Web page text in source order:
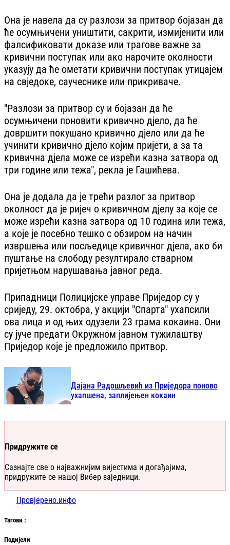
Она је навела да су разлози за притвор бојазан да
ће осумњичени уништити, сакрити, измијенити или
фалсификовати доказе или трагове важне за
кривични поступак или ако нарочите околности
указују да ће ометати кривични поступак утицајем
на свједоке, саучеснике или прикриваче.
"Разлози за притвор су и бојазан да ће
осумњичени поновити кривично дјело, да ће
довршити покушано кривично дјело или да ће
учинити кривично дјело којим пријети, а за та
кривична дјела може се изрећи казна затвора од
три године или тежа", рекла је Гашићева.
Она је додала да је трећи разлог за притвор
околност да је ријеч о кривичном дјелу за које се
може изрећи казна затвора од 10 година или тежа,
а које је посебно тешко с обзиром на начин
извршења или посљедице кривичног дјела, ако би
пуштање на слободу резултирало стварном
пријетњом нарушавања јавног реда.
Припадници Полицијске управе Приједор су у
сриједу, 29. октобра, у акцији "Спарта" ухапсили
ова лица и од њих одузели 23 грама кокаина. Они
су јуче предати Окружном јавном тужилаштву
Приједор које је предложило притвор.
Дајана Радошљевић из Приједора поново
ухапшена, заплијењен кокаин
Придружите се
Сазнајте све о најважнијим вијестима и догађајима,
придружите се нашој Вибер заједници.
Провјерено.инфо
Тагови :
Подијели